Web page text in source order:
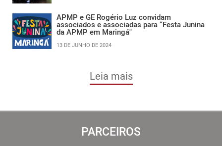
APMP e GE Rogério Luz convidam
associados e associadas para “Festa Junina
da APMP em Maringá"
13 DE JUNHO DE 2024
Leia mais
PARCEIROS